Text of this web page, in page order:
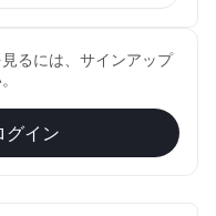
るには、サインアップ
グイン